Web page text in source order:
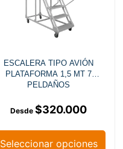
ESCALERA TIPO AVIÓN
PLATAFORMA 1,5 MT 7
PELDAÑOS
$320.000
Seleccionar opciones